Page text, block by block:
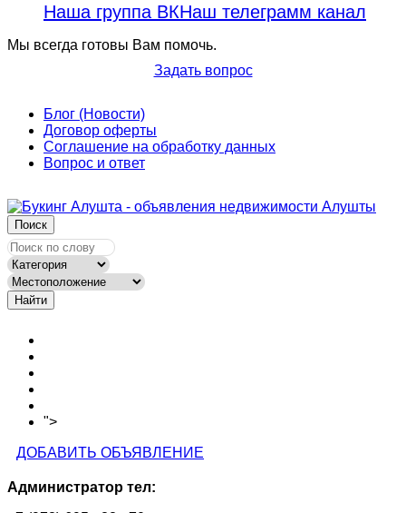
Наша группа ВКНаш телеграмм канал
Мы всегда готовы Вам помочь.
Задать вопрос
Блог (Новости)
Договор оферты
Соглашение на обработку данных
Вопрос и ответ
Поиск
Найти
">
ДОБАВИТЬ ОБЪЯВЛЕНИЕ
Администратор тел: